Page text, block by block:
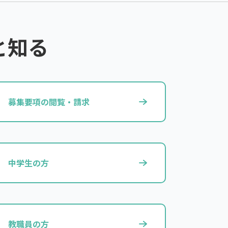
る
募集要項の閲覧・請求
中学生の方
教職員の方